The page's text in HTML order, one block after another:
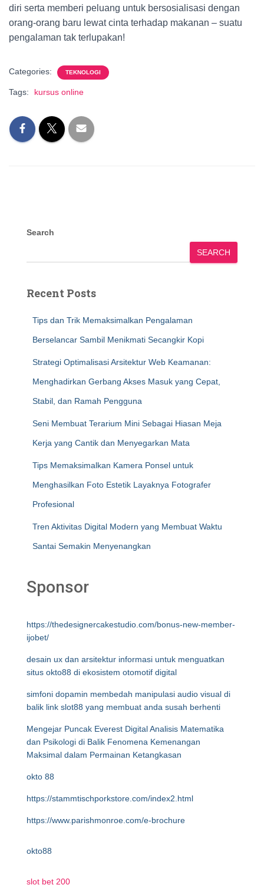
diri serta memberi peluang untuk bersosialisasi dengan
orang-orang baru lewat cinta terhadap makanan – suatu
pengalaman tak terlupakan!
Categories: TEKNOLOGI
Tags: kursus online
Search
SEARCH
Recent Posts
Tips dan Trik Memaksimalkan Pengalaman
Berselancar Sambil Menikmati Secangkir Kopi
Strategi Optimalisasi Arsitektur Web Keamanan:
Menghadirkan Gerbang Akses Masuk yang Cepat,
Stabil, dan Ramah Pengguna
Seni Membuat Terarium Mini Sebagai Hiasan Meja
Kerja yang Cantik dan Menyegarkan Mata
Tips Memaksimalkan Kamera Ponsel untuk
Menghasilkan Foto Estetik Layaknya Fotografer
Profesional
Tren Aktivitas Digital Modern yang Membuat Waktu
Santai Semakin Menyenangkan
Sponsor
https://thedesignercakestudio.com/bonus-new-member-
ijobet/
desain ux dan arsitektur informasi untuk menguatkan
situs okto88 di ekosistem otomotif digital
simfoni dopamin membedah manipulasi audio visual di
balik link slot88 yang membuat anda susah berhenti
Mengejar Puncak Everest Digital Analisis Matematika
dan Psikologi di Balik Fenomena Kemenangan
Maksimal dalam Permainan Ketangkasan
okto 88
https://stammtischporkstore.com/index2.html
https://www.parishmonroe.com/e-brochure
okto88
slot bet 200